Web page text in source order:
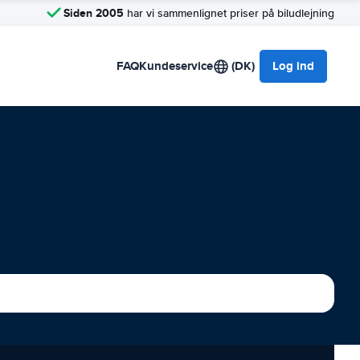
Siden 2005 har vi sammenlignet priser på biludlejning
FAQKundeservice (DK) Log ind